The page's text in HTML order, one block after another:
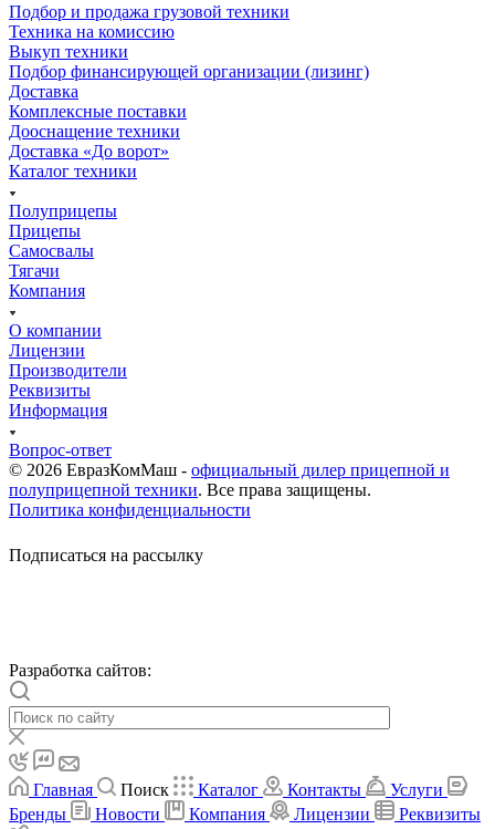
Подбор и продажа грузовой техники
Техника на комиссию
Выкуп техники
Подбор финансирующей организации (лизинг)
Доставка
Комплексные поставки
Дооснащение техники
Доставка «До ворот»
Каталог техники
Полуприцепы
Прицепы
Самосвалы
Тягачи
Компания
О компании
Лицензии
Производители
Реквизиты
Информация
Вопрос-ответ
© 2026 ЕвразКомМаш - официальный дилер прицепной и
полуприцепной техники. Все права защищены.
Политика конфиденциальности
Подписаться на рассылку
Разработка сайтов:
Главная Поиск Каталог Контакты
Услуги
Бренды
Новости Компания Лицензии
Реквизиты